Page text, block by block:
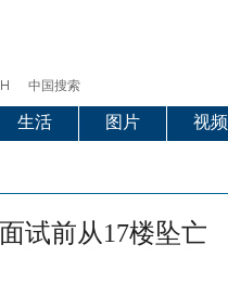
中国搜索
生活 图片 视频
试前从17楼坠亡